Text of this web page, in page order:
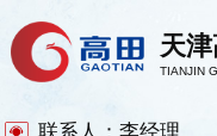
天
TIANJIN